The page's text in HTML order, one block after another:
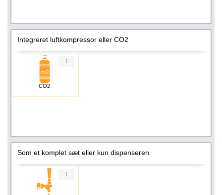
Integreret luftkompressor eller CO2
CO2
1
Som et komplet sæt eller kun dispenseren
1